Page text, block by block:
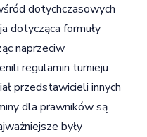
dotychczasowych
dotycząca formuły
naprzeciw
regulamin turnieju
przedstawicieli innych
dla prawników są
były